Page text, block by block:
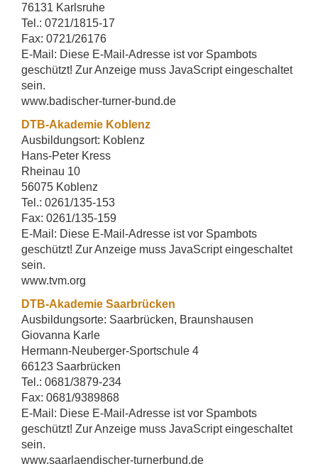
76131 Karlsruhe
Tel.: 0721/1815-17
Fax: 0721/26176
E-Mail: Diese E-Mail-Adresse ist vor Spambots
geschützt! Zur Anzeige muss JavaScript eingeschaltet
sein.
www.badischer-turner-bund.de
DTB-Akademie Koblenz
Ausbildungsort: Koblenz
Hans-Peter Kress
Rheinau 10
56075 Koblenz
Tel.: 0261/135-153
Fax: 0261/135-159
E-Mail: Diese E-Mail-Adresse ist vor Spambots
geschützt! Zur Anzeige muss JavaScript eingeschaltet
sein.
www.tvm.org
DTB-Akademie Saarbrücken
Ausbildungsorte: Saarbrücken, Braunshausen
Giovanna Karle
Hermann-Neuberger-Sportschule 4
66123 Saarbrücken
Tel.: 0681/3879-234
Fax: 0681/9389868
E-Mail: Diese E-Mail-Adresse ist vor Spambots
geschützt! Zur Anzeige muss JavaScript eingeschaltet
sein.
www.saarlaendischer-turnerbund.de